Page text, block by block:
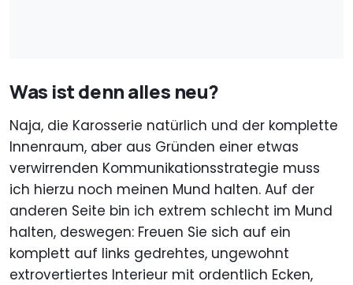
Was ist denn alles neu?
Naja, die Karosserie natürlich und der komplette
Innenraum, aber aus Gründen einer etwas
verwirrenden Kommunikationsstrategie muss
ich hierzu noch meinen Mund halten. Auf der
anderen Seite bin ich extrem schlecht im Mund
halten, deswegen: Freuen Sie sich auf ein
komplett auf links gedrehtes, ungewohnt
extrovertiertes Interieur mit ordentlich Ecken,